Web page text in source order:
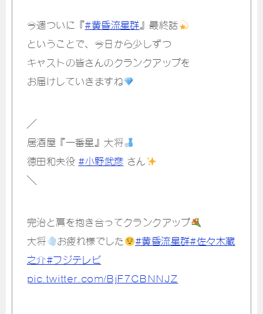
今週ついに『#黄昏流星群』最終話
ということで、今日から少しずつ
キャストの皆さんのクランクアップを
お届けしていきますね
／
居酒屋『一番星』大将
徳田和夫役 #小野武彦 さん
＼
完治と肩を抱き合ってクランクアップ
大将
お疲れ様でした #黄昏流星群#佐々木蔵
之介#フジテレビ
pic.twitter.com/BjF7CBNNJZ